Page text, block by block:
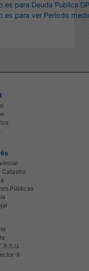
para Deuda Publica
para ver Periodo
Catastro
Públicas
II